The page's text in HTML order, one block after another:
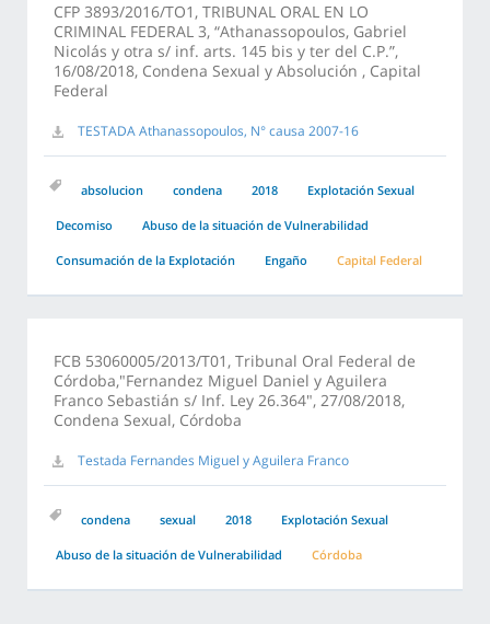
CFP 3893/2016/TO1, TRIBUNAL ORAL EN LO
CRIMINAL FEDERAL 3, “Athanassopoulos, Gabriel
Nicolás y otra s/ inf. arts. 145 bis y ter del C.P.”,
16/08/2018, Condena Sexual y Absolución , Capital
Federal
TESTADA Athanassopoulos, N° causa 2007-16
absolucion condena 2018 Explotación Sexual
Decomiso Abuso de la situación de Vulnerabilidad
Consumación de la Explotación Engaño Capital Federal
FCB 53060005/2013/T01, Tribunal Oral Federal de
Córdoba,"Fernandez Miguel Daniel y Aguilera
Franco Sebastián s/ Inf. Ley 26.364", 27/08/2018,
Condena Sexual, Córdoba
Testada Fernandes Miguel y Aguilera Franco
condena sexual 2018 Explotación Sexual
Abuso de la situación de Vulnerabilidad Córdoba